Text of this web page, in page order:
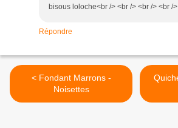
bisous loloche<br /> <br /> <br /> <br />
Répondre
< Fondant Marrons -
Noisettes